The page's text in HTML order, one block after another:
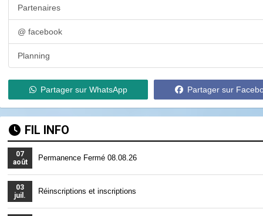
Partenaires
@ facebook
Planning
Partager sur WhatsApp Partager sur
FIL INFO
07
août
Permanence Fermé 08.08.26
03
juil.
Réinscriptions et inscriptions